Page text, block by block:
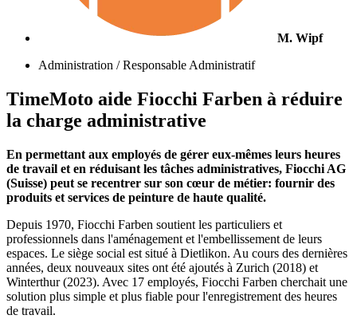
M. Wipf
Administration / Responsable Administratif
TimeMoto aide Fiocchi Farben à réduire
la charge administrative
En permettant aux employés de gérer eux-mêmes leurs heures
de travail et en réduisant les tâches administratives, Fiocchi AG
(Suisse) peut se recentrer sur son cœur de métier: fournir des
produits et services de peinture de haute qualité.
Depuis 1970, Fiocchi Farben soutient les particuliers et
professionnels dans l'aménagement et l'embellissement de leurs
espaces. Le siège social est situé à Dietlikon. Au cours des dernières
années, deux nouveaux sites ont été ajoutés à Zurich (2018) et
Winterthur (2023). Avec 17 employés, Fiocchi Farben cherchait une
solution plus simple et plus fiable pour l'enregistrement des heures
de travail.